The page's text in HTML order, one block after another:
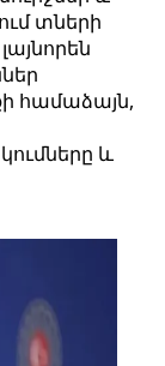
տների
համաձայն,
և